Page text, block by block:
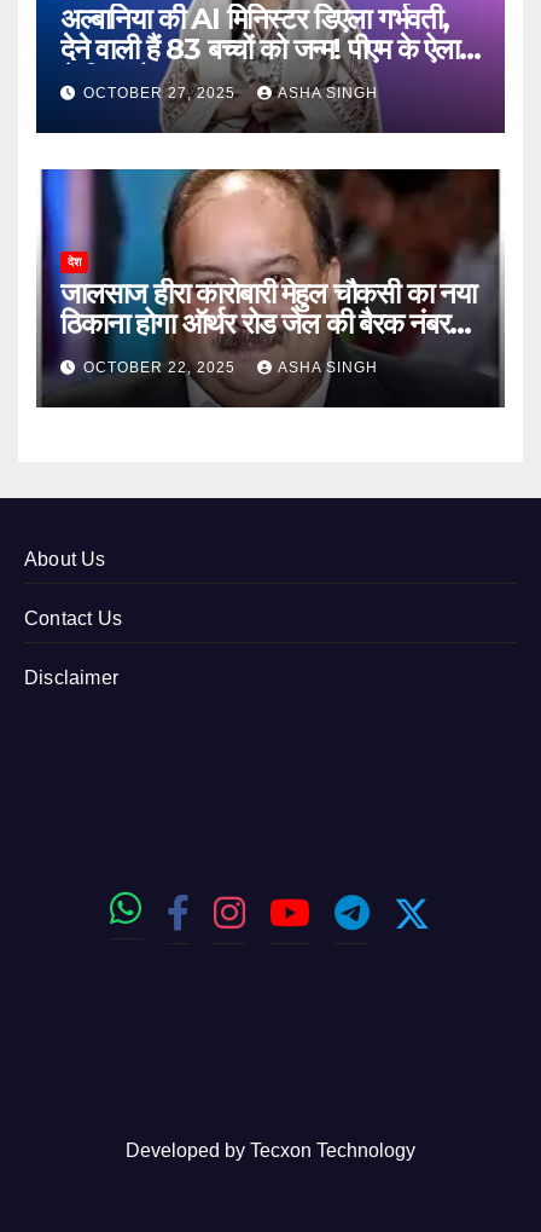
अल्बानिया की AI मिनिस्‍टर डिएला गर्भवती,
देने वाली हैं 83 बच्चों को जन्‍म! पीएम के ऐलान
ने किया हैरान
OCTOBER 27, 2025 ASHA SINGH
देश
जालसाज हीरा कारोबारी मेहुल चौकसी का नया
ठिकाना होगा ऑर्थर रोड जेल की बैरक नंबर
12OCTOBER 22, 2025 ASHA SINGH
About Us
Contact Us
Disclaimer
Developed by Tecxon Technology